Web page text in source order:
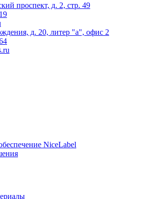
проспект, д. 2, стр. 49
д. 20, литер "a", офис 2
NiceLabel